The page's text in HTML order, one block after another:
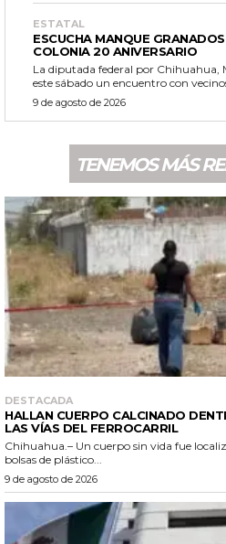
ESTATAL
ESCUCHA MANQUE
COLONIA 20 ANIVERSARIO
La diputada federal por Chihuahua,
este sábado un encuentro con
9 de agosto de 2026
TENEMOS MÁS
DESTACADA
HALLAN CUERPO CALCINADO
LAS VÍAS DEL FERROCARRIL
Chihuahua.– Un cuerpo sin vida fue
bolsas de plástico...
9 de agosto de 2026